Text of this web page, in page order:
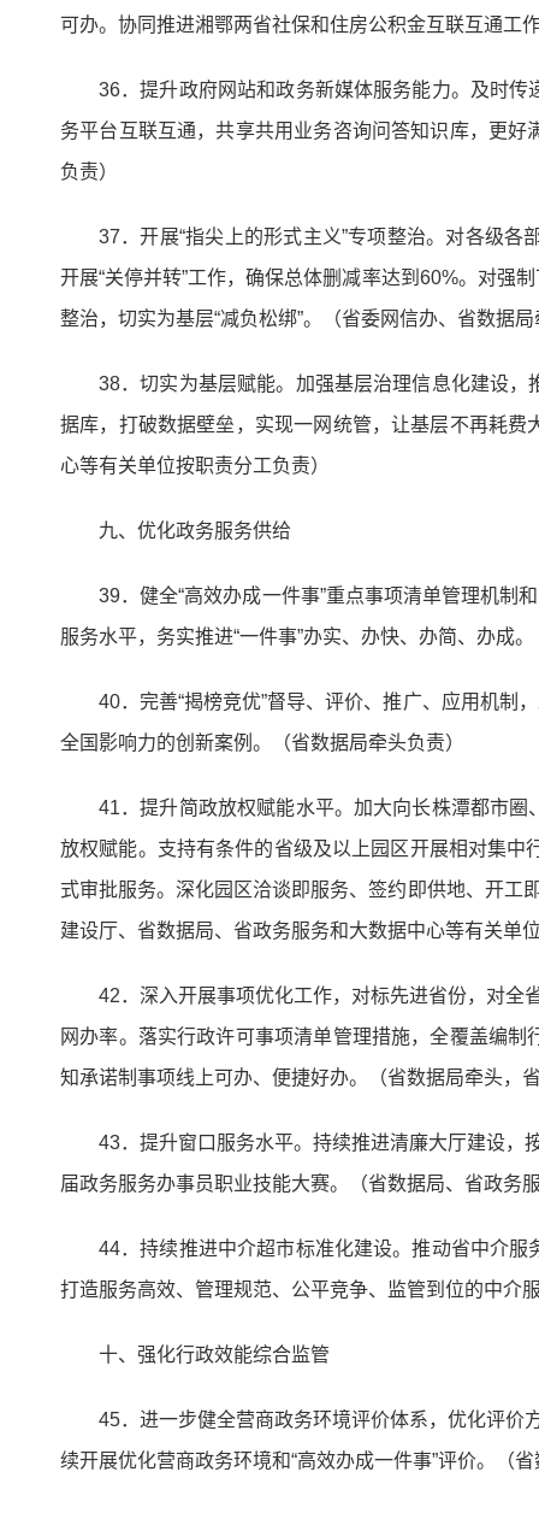
可办。协同推进湘鄂两省社保和住房公积金互联互通工
36．提升政府网站和政务新媒体服务能力。及时
务平台互联互通，共享共用业务咨询问答知识库，更
负责）
37．开展“指尖上的形式主义”专项整治。对各级
开展“关停并转”工作，确保总体删减率达到60%。对强
整治，切实为基层“减负松绑”。（省委网信办、省数据
38．切实为基层赋能。加强基层治理信息化建设
据库，打破数据壁垒，实现一网统管，让基层不再耗
心等有关单位按职责分工负责）
九、优化政务服务供给
39．健全“高效办成一件事”重点事项清单管理机制
服务水平，务实推进“一件事”办实、办快、办简、办成
40．完善“揭榜竞优”督导、评价、推广、应用机制
全国影响力的创新案例。（省数据局牵头负责）
41．提升简政放权赋能水平。加大向长株潭都市
放权赋能。支持有条件的省级及以上园区开展相对集中
式审批服务。深化园区洽谈即服务、签约即供地、开工
建设厅、省数据局、省政务服务和大数据中心等有关单
42．深入开展事项优化工作，对标先进省份，对全
网办率。落实行政许可事项清单管理措施，全覆盖编
知承诺制事项线上可办、便捷好办。（省数据局牵头，
43．提升窗口服务水平。持续推进清廉大厅建设，
届政务服务办事员职业技能大赛。（省数据局、省政务
44．持续推进中介超市标准化建设。推动省中介
打造服务高效、管理规范、公平竞争、监管到位的中介
十、强化行政效能综合监管
45．进一步健全营商政务环境评价体系，优化评价
续开展优化营商政务环境和“高效办成一件事”评价。（